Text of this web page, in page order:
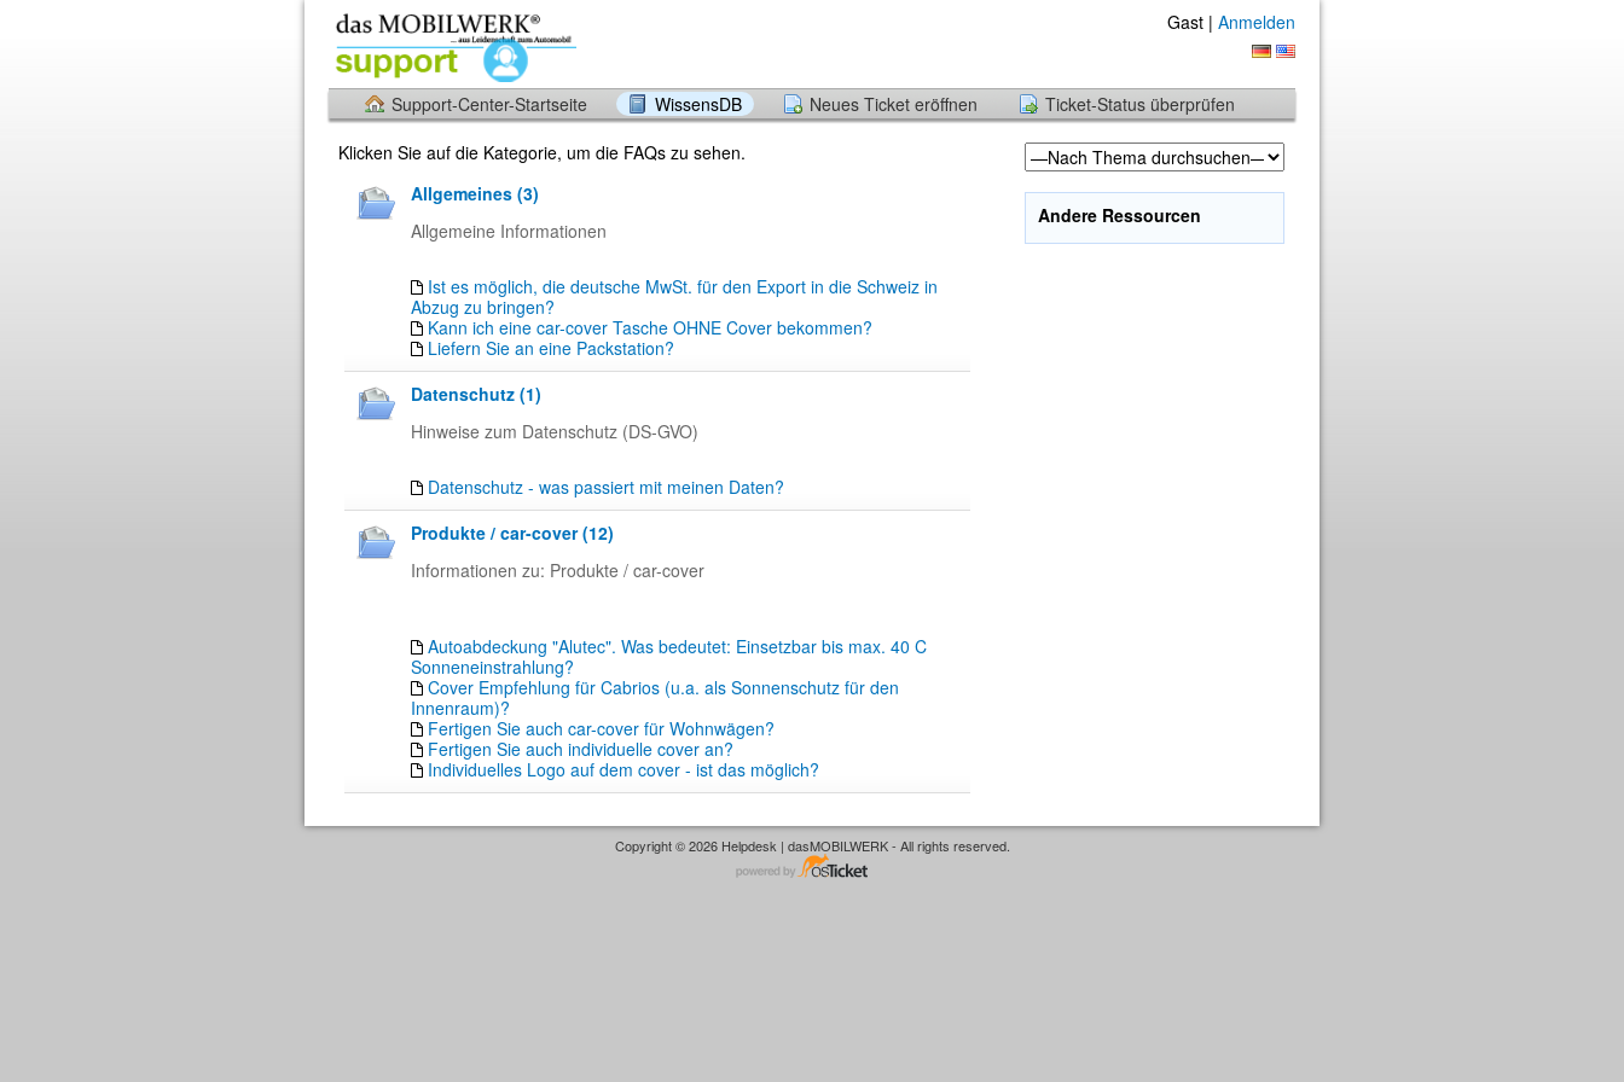
Gast | Anmelden
Support-Center-Startseite WissensDB Neues Ticket eröffnen
Ticket-Status überprüfen
Klicken Sie auf die Kategorie, um die FAQs zu sehen.
Allgemeines (3)
Allgemeine Informationen
Ist es möglich, die deutsche MwSt. für den Export in die Schweiz in
Abzug zu bringen?
Kann ich eine car-cover Tasche OHNE Cover bekommen?
Liefern Sie an eine Packstation?
Datenschutz (1)
Hinweise zum Datenschutz (DS-GVO)
Datenschutz - was passiert mit meinen Daten?
Produkte / car-cover (12)
Informationen zu: Produkte / car-cover
Autoabdeckung "Alutec". Was bedeutet: Einsetzbar bis max. 40 C
Sonneneinstrahlung?
Cover Empfehlung für Cabrios (u.a. als Sonnenschutz für den
Innenraum)?
Fertigen Sie auch car-cover für Wohnwägen?
Fertigen Sie auch individuelle cover an?
Individuelles Logo auf dem cover - ist das möglich?
Andere Ressourcen
Copyright © 2026 Helpdesk | dasMOBILWERK - All rights reserved.